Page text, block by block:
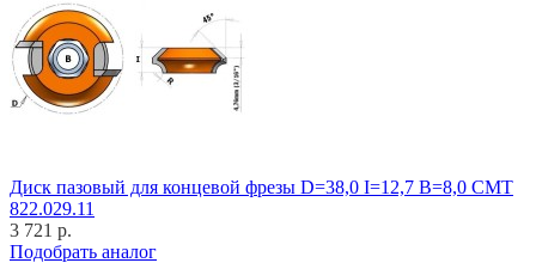
Диск пазовый для концевой фрезы D=38,0 I=12,7 B=8,0 CMT
822.029.11
3 721 р.
Подобрать аналог